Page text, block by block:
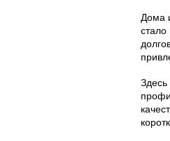
Дома
стало
Здесь